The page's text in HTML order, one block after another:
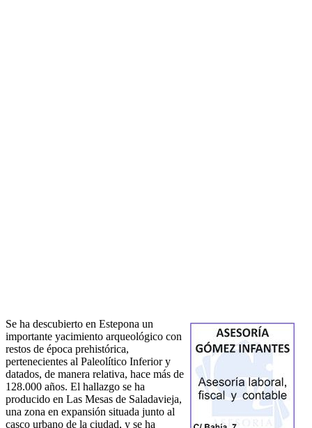
Se ha descubierto en Estepona un
importante yacimiento arqueológico con
restos de época prehistórica,
pertenecientes al Paleolítico Inferior y
datados, de manera relativa, hace más de
128.000 años. El hallazgo se ha
producido en Las Mesas de Saladavieja,
una zona en expansión situada junto al
casco urbano de la ciudad, y se ha